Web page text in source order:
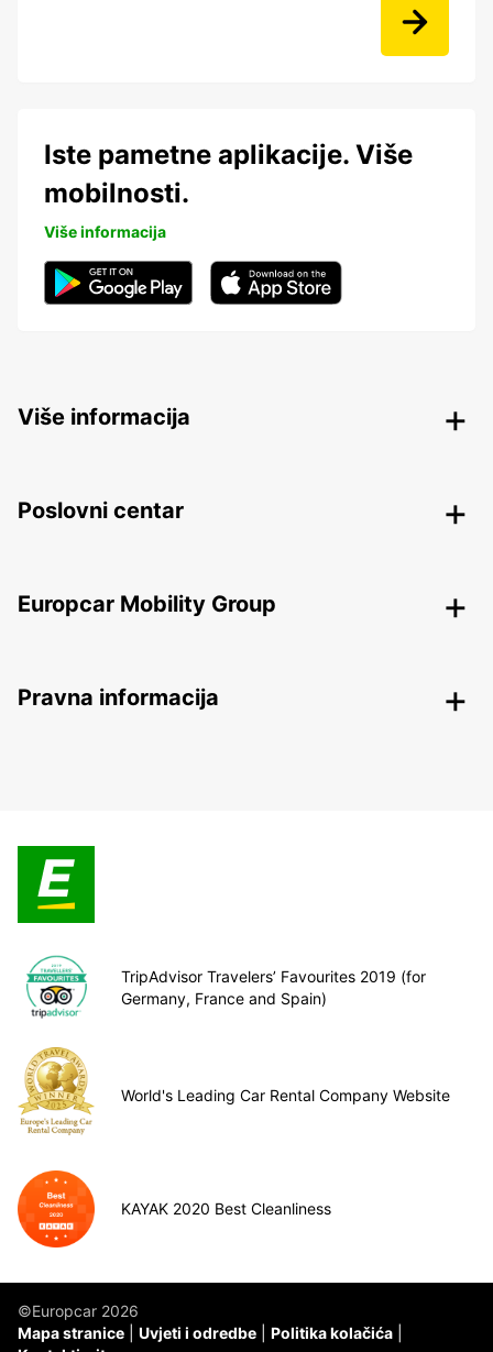
Iste pametne aplikacije. Više
mobilnosti.
Više informacija
Više informacija
Poslovni centar
Europcar Mobility Group
Pravna informacija
TripAdvisor Travelers’ Favourites 2019 (for
Germany, France and Spain)
World's Leading Car Rental Company Website
KAYAK 2020 Best Cleanliness
©Europcar 2026
Mapa stranice
Uvjeti i odredbe
Politika kolačića